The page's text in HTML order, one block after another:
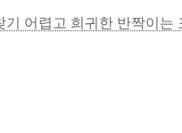
기 어렵고 희귀한 반짝이는